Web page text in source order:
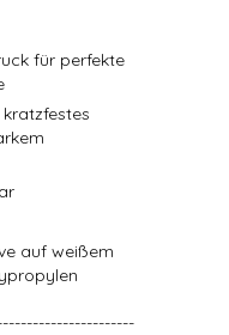
für perfekte
auf weißem